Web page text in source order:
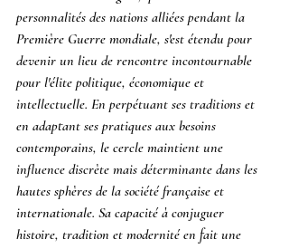
personnalités des nations alliées pendant la
Première Guerre mondiale, s'est étendu pour
devenir un lieu de rencontre incontournable
pour l'élite politique, économique et
intellectuelle. En perpétuant ses traditions et
en adaptant ses pratiques aux besoins
contemporains, le cercle maintient une
influence discrète mais déterminante dans les
hautes sphères de la société française et
internationale. Sa capacité à conjuguer
histoire, tradition et modernité en fait une